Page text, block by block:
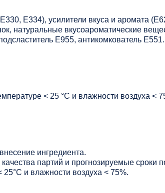
Е334), усилители вкуса и аромата
натуральные вкусоароматические
Е955, антикомкователь Е551.
< 25 °C и влажности воздуха <
ингредиента.
партий и прогнозируемые сроки
и влажности воздуха < 75%.